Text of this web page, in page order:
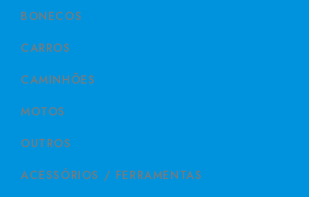
BONECOS
CARROS
CAMINHÕES
MOTOS
OUTROS
ACESSÓRIOS / FERRAMENTAS